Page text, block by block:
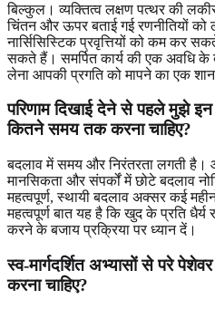
बिल्कुल। व्यक्तित्व लक्षण पत्थर की
चिंतन और ऊपर बताई गई रणनीतियों
नार्सिसिस्टिक प्रवृत्तियों को कम कर
सकते हैं। समर्पित कार्य की एक अवधि के
लेना आपकी प्रगति को मापने का एक
परिणाम दिखाई देने से पहले मुझे इन
कितने समय तक करना चाहिए?
बदलाव में समय और निरंतरता लगती
मानसिकता और संपर्कों में छोटे बदलाव
महत्वपूर्ण, स्थायी बदलाव अक्सर कई
महत्वपूर्ण बात यह है कि खुद के प्रति धैर्य
करने के बजाय प्रक्रिया पर ध्यान दें।
स्व-मार्गदर्शित अभ्यासों से परे
करना चाहिए?